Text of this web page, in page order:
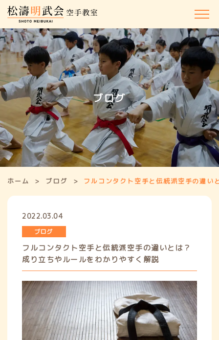
ブログ
ホーム ブログ フルコンタクト空手と伝統派空手の違い
2022.03.04
ブログ
フルコンタクト空手と伝統派空手の違いとは？
成り立ちやルールをわかりやすく解説
ホーム
松濤明武会について
講師紹介
体験・⼊会のご案内
教室⼀覧
よくある質問
お知らせ/キャンペーン
ブログ
WEB予約、ご相談等がございましたら
お気軽にお問い合わせください。
WEB予約